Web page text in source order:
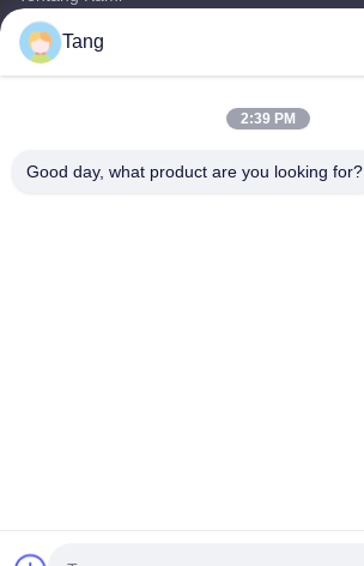
Produk
Hubungi kami
Kacang Kacang Luas
Tang
2:39 PM
Good day, what product are you looking for?